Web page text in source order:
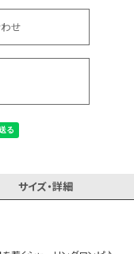
せ
サイズ・詳細